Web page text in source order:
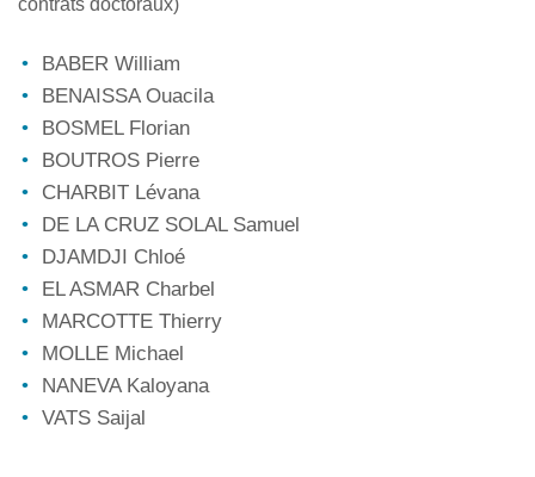
contrats doctoraux)
BABER William
BENAISSA Ouacila
BOSMEL Florian
BOUTROS Pierre
CHARBIT Lévana
DE LA CRUZ SOLAL Samuel
DJAMDJI Chloé
EL ASMAR Charbel
MARCOTTE Thierry
MOLLE Michael
NANEVA Kaloyana
VATS Saijal